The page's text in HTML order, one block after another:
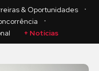
& Oportunidades
・
・
+ Notícias